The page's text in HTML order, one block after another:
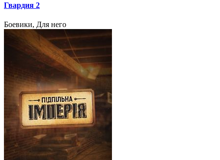
Гвардия 2
Боевики, Для него